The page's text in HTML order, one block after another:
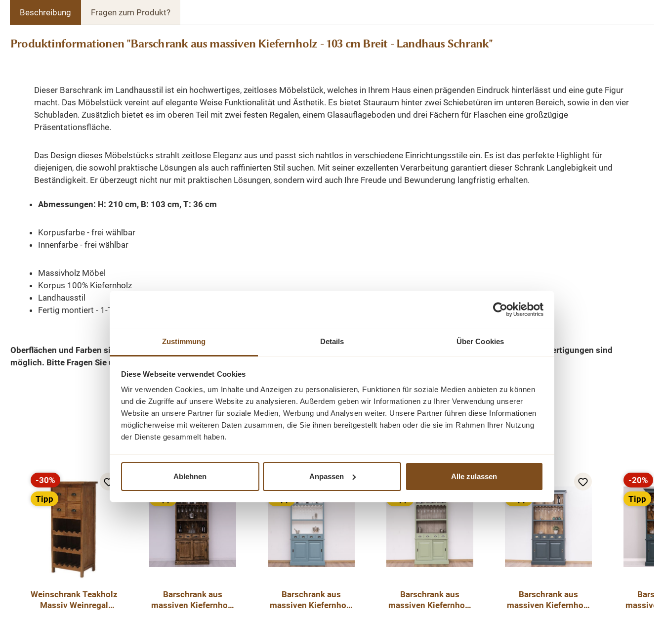
Zustimmung Details Über Cookies
Diese Webseite verwendet Cookies
Wir verwenden Cookies, um Inhalte und Anzeigen zu personalisieren, Funktionen für soziale Medien anbieten zu können
und die Zugriffe auf unsere Website zu analysieren. Außerdem geben wir Informationen zu Ihrer Verwendung unserer
Website an unsere Partner für soziale Medien, Werbung und Analysen weiter. Unsere Partner führen diese Informationen
möglicherweise mit weiteren Daten zusammen, die Sie ihnen bereitgestellt haben oder die sie im Rahmen Ihrer Nutzung
der Dienste gesammelt haben.
Ablehnen Anpassen Alle zulassen
Beschreibung Fragen zum Produkt?
Produktinformationen "Barschrank aus massiven Kiefernholz - 103 cm Breit - Landhaus Schrank"
Dieser Barschrank im Landhausstil ist ein hochwertiges, zeitloses Möbelstück, welches in Ihrem Haus einen prägenden Eindruck hinterlässt und eine gute Figur
macht. Das Möbelstück vereint auf elegante Weise Funktionalität und Ästhetik. Es bietet Stauraum hinter zwei Schiebetüren im unteren Bereich, sowie in den vier
Schubladen. Zusätzlich bietet es im oberen Teil mit zwei festen Regalen, einem Glasauflageboden und drei Fächern für Flaschen eine großzügige
Präsentationsfläche.
Das Design dieses Möbelstücks strahlt zeitlose Eleganz aus und passt sich nahtlos in verschiedene Einrichtungsstile ein. Es ist das perfekte Highlight für
diejenigen, die sowohl praktische Lösungen als auch raffinierten Stil suchen. Mit seiner exzellenten Verarbeitung garantiert dieser Schrank Langlebigkeit und
Beständigkeit. Er überzeugt nicht nur mit praktischen Lösungen, sondern wird auch Ihre Freude und Bewunderung langfristig erhalten.
Abmessungen: H: 210 cm, B: 103 cm, T: 36 cm
Korpusfarbe - frei wählbar
Innenfarbe - frei wählbar
Massivholz Möbel
Korpus 100% Kiefernholz
Landhausstil
Fertig montiert - 1-Teil
Oberflächen und Farben sind frei wählbar. 36 Farben und 8 Oberflächen (lackiert/gewachst/natur usw.) - Andere Abmessungen und Sonderanfertigungen sind
möglich. Bitte Fragen Sie uns.
Rabatt
-30%
Tipp
Weinschrank Teakholz
Massiv Weinregal
Barschrank Schrank
Rabatt
-20%
Barschrank aus
massiven Kiefernholz
- 103 cm Breit -
Rabatt
Barschrank aus
massiven Kiefernholz
- 103 cm Breit -
Rabatt
Barschrank aus
massiven Kiefernholz
- 103 cm Breit -
Rabatt
Barschrank aus
massiven Kiefernholz
- 103 cm Breit -
Rabatt
-20%
Tipp